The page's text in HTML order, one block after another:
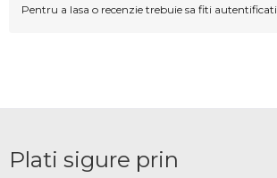
Pentru a lasa o recenzie trebuie sa fiti autentificati
Plati sigure prin